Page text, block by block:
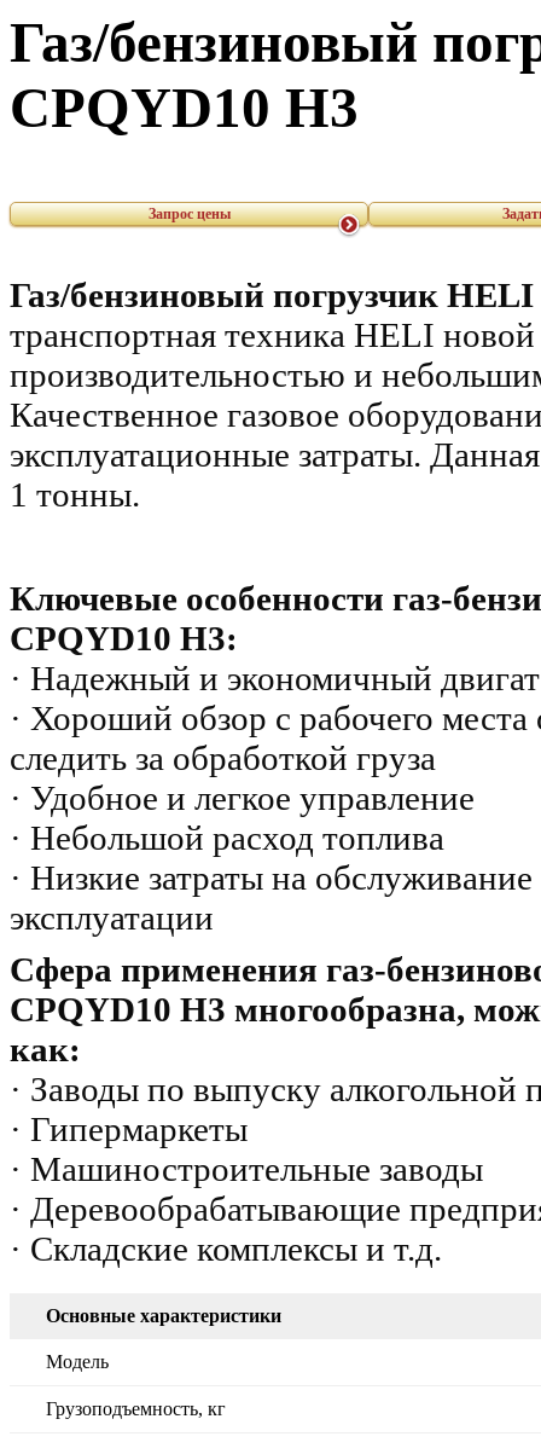
Газ/бензиновый
CPQYD10 H3
Запрос цены
Газ/бензиновый погрузчик HELI
транспортная техника HELI
производительностью и
Качественное газовое
эксплуатационные затраты.
1 тонны.
Ключевые особенности газ-
CPQYD10 H3:
· Надежный и экономичный
· Хороший обзор с рабочего места
следить за обработкой груза
· Удобное и легкое управление
· Небольшой расход топлива
· Низкие затраты на
эксплуатации
Сфера применения газ-
CPQYD10 H3 многообразна,
как:
· Заводы по выпуску алкогольной
· Гипермаркеты
· Машиностроительные заводы
· Деревообрабатывающие
· Складские комплексы и т.д.
Основные характеристики
Модель
Грузоподъемность, кг